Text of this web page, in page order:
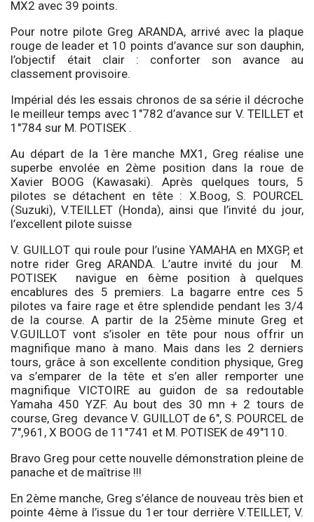
MX2 avec 39 points.
Pour notre pilote Greg ARANDA, arrivé avec la plaque
rouge de leader et 10 points d’avance sur son dauphin,
l’objectif était clair : conforter son avance au
classement provisoire.
Impérial dés les essais chronos de sa série il décroche
le meilleur temps avec 1″782 d’avance sur V. TEILLET et
1″784 sur M. POTISEK .
Au départ de la 1ère manche MX1, Greg réalise une
superbe envolée en 2ème position dans la roue de
Xavier BOOG (Kawasaki). Après quelques tours, 5
pilotes se détachent en tête : X.Boog, S. POURCEL
(Suzuki), V.TEILLET (Honda), ainsi que l’invité du jour,
l’excellent pilote suisse
V. GUILLOT qui roule pour l’usine YAMAHA en MXGP, et
notre rider Greg ARANDA. L’autre invité du jour M.
POTISEK navigue en 6ème position à quelques
encablures des 5 premiers. La bagarre entre ces 5
pilotes va faire rage et être splendide pendant les 3/4
de la course. A partir de la 25ème minute Greg et
V.GUILLOT vont s’isoler en tête pour nous offrir un
magnifique mano à mano. Mais dans les 2 derniers
tours, grâce à son excellente condition physique, Greg
va s’emparer de la tête et s’en aller remporter une
magnifique VICTOIRE au guidon de sa redoutable
Yamaha 450 YZF. Au bout des 30 mn + 2 tours de
course, Greg devance V. GUILLOT de 6″, S. POURCEL de
7″,961, X BOOG de 11″741 et M. POTISEK de 49″110.
Bravo Greg pour cette nouvelle démonstration pleine de
panache et de maîtrise !!!
En 2ème manche, Greg s’élance de nouveau très bien et
pointe 4ème à l’issue du 1er tour derrière V.TEILLET, V.